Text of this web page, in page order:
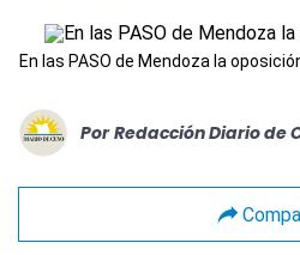
En las PASO de Mendoza la
Por Redacción Diario de